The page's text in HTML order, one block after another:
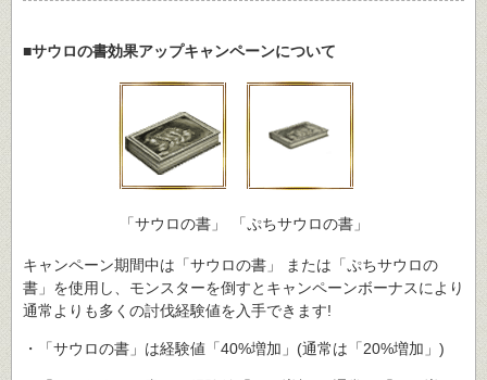
■サウロの書効果アップキャンペーンについて
「サウロの書」 「ぷちサウロの書」
キャンペーン期間中は「サウロの書」 または「ぷちサウロの
書」を使用し、モンスターを倒すとキャンペーンボーナスにより
通常よりも多くの討伐経験値を入手できます!
・「サウロの書」は経験値「40%増加」(通常は「20%増加」)